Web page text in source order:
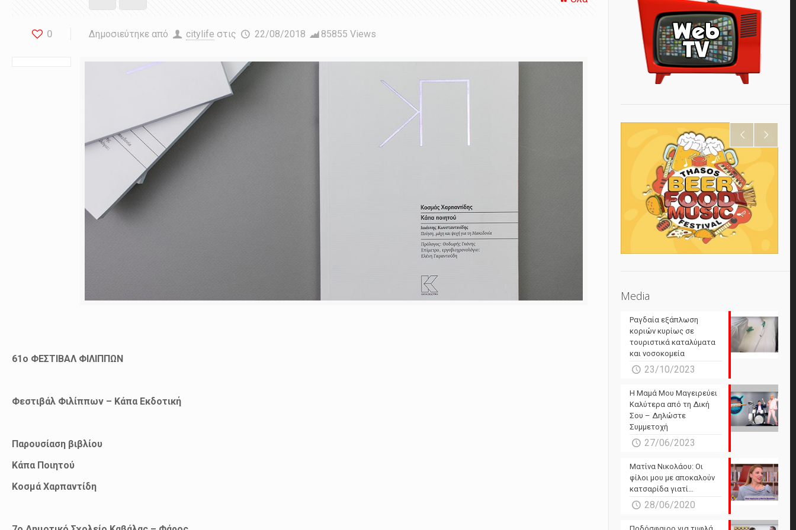
0 Δημοσιεύτηκε από citylife στις 22/08/2018 85855 Views
61o ΦΕΣΤΙΒΑΛ ΦΙΛΙΠΠΩΝ
Φεστιβάλ Φιλίππων – Κάπα Εκδοτική
Παρουσίαση βιβλίου
Κάπα Ποιητού
Κοσμά Χαρπαντίδη
Media
Ραγδαία εξάπλωση
κοριών κυρίως σε
τουριστικά καταλύματα
και νοσοκομεία
23/10/2023
Η Μαμά Μου Μαγειρεύει
Καλύτερα από τη Δική
Σου – Δηλώστε
Συμμετοχή
27/06/2023
Ματίνα Νικολάου: Οι
φίλοι μου με αποκαλούν
κατσαρίδα γιατί…
28/06/2020